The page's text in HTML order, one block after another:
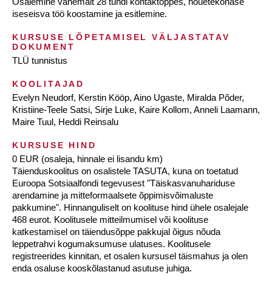
iseseisva töö koostamine ja esitlemine.
KURSUSE LÕPETAMISEL VÄLJASTATAV
DOKUMENT
TLÜ tunnistus
KOOLITAJAD
Evelyn Neudorf, Kerstin Kööp, Aino Ugaste, Miralda Põder,
Kristiine-Teele Satsi, Sirje Luke, Kaire Kollom, Anneli Laamann,
Maire Tuul, Heddi Reinsalu
KURSUSE HIND
0 EUR (osaleja, hinnale ei lisandu km)
Täienduskoolitus on osalistele TASUTA, kuna on toetatud
Euroopa Sotsiaalfondi tegevusest "Täiskasvanuhariduse
arendamine ja mitteformaalsete õppimisvõimaluste
pakkumine". Hinnanguliselt on koolituse hind ühele osalejale
468 eurot. Koolitusele mitteilmumisel või koolituse
katkestamisel on täiendusõppe pakkujal õigus nõuda
leppetrahvi kogumaksumuse ulatuses. Koolitusele
registreerides kinnitan, et osalen kursusel täismahus ja olen
enda osaluse kooskõlastanud asutuse juhiga.